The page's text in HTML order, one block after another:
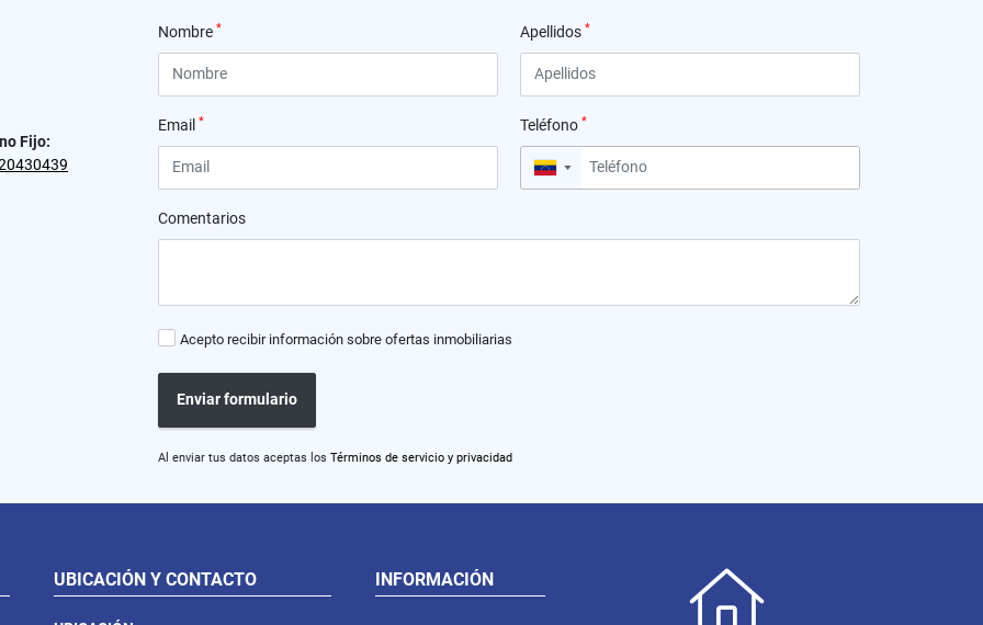
Fijo:
Nombre * Apellidos *
Email * Teléfono *
▼
Comentarios
Acepto recibir información sobre ofertas inmobiliarias
Enviar formulario
Al enviar tus datos aceptas los Términos de servicio y privacidad
UBICACIÓN Y CONTACTO INFORMACIÓN